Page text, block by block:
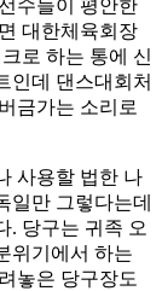
수들이 평안한
대한체육회장
로 하는 통에 신
인데 댄스대회처
금가는 소리로
사용할 법한 나
일만 그렇다는데
. 당구는 귀족 오
위기에서 하는
놓은 당구장도